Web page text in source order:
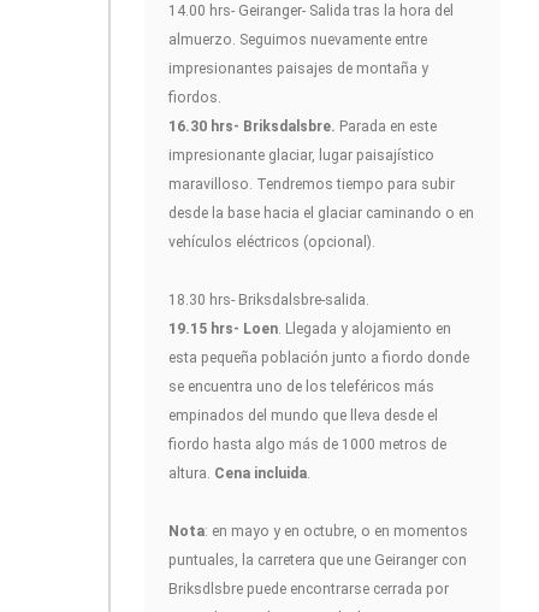
14.00 hrs- Geiranger- Salida tras la hora del
almuerzo. Seguimos nuevamente entre
impresionantes paisajes de montaña y
fiordos.
16.30 hrs- Briksdalsbre. Parada en este
impresionante glaciar, lugar paisajístico
maravilloso. Tendremos tiempo para subir
desde la base hacia el glaciar caminando o en
vehículos eléctricos (opcional).
18.30 hrs- Briksdalsbre-salida.
19.15 hrs- Loen. Llegada y alojamiento en
esta pequeña población junto a fiordo donde
se encuentra uno de los teleféricos más
empinados del mundo que lleva desde el
fiordo hasta algo más de 1000 metros de
altura. Cena incluida.
Nota: en mayo y en octubre, o en momentos
puntuales, la carretera que une Geiranger con
Briksdlsbre puede encontrarse cerrada por